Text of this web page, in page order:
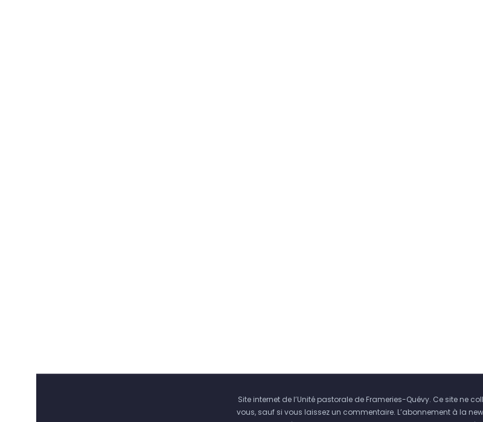
Site internet de l’Unité pastorale de Frameries-Quévy. Ce site ne
vous, sauf si vous laissez un commentaire. L’abonnement à la